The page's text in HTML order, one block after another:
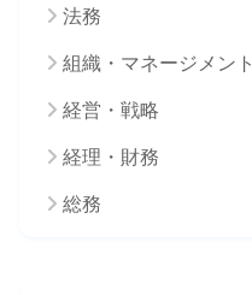
法務
組織・マネージメント
経営・戦略
経理・財務
総務